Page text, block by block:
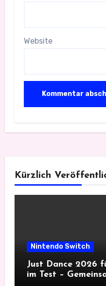
Website
Kürzlich
Nintendo Switch
Just Dance 2026
im Test –